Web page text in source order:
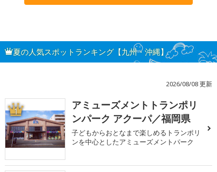
夏の人気スポットランキング【九州・沖縄】
2026/08/08 更新
1
アミューズメントトランポリ
ンパーク アクーパ／福岡県
子どもからおとなまで楽しめるトランポリ
ンを中心としたアミューズメントパーク